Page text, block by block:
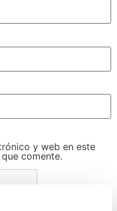
y web en este
comente.